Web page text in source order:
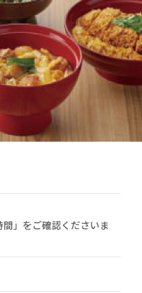
」をご確認くださいま